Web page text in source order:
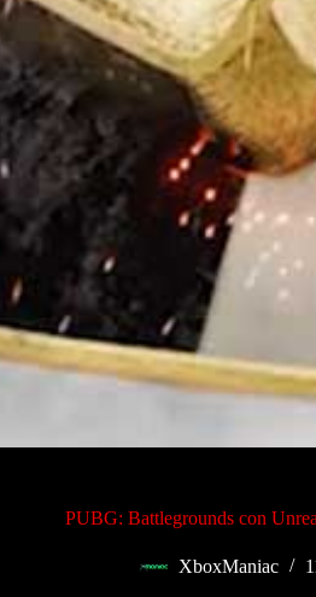
PUBG: Battlegrounds con
XboxManiac